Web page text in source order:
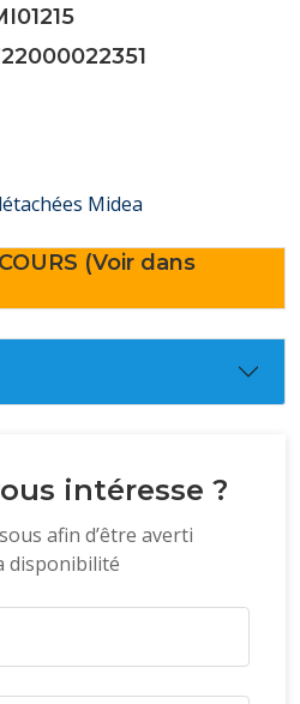
Midea
(Voir dans
intéresse ?
afin d’être averti
disponibilité